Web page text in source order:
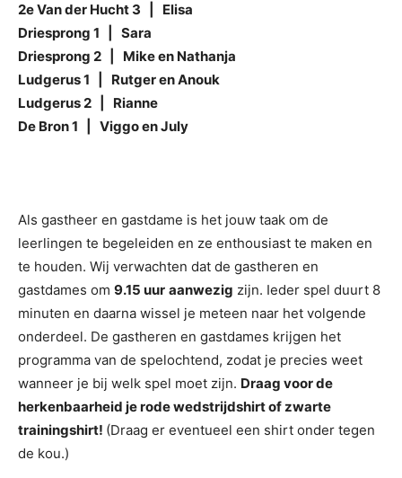
2e Van der Hucht 3 | Elisa
Driesprong 1 | Sara
Driesprong 2 | Mike en Nathanja
Ludgerus 1 | Rutger en Anouk
Ludgerus 2 | Rianne
De Bron 1 | Viggo en July
Als gastheer en gastdame is het jouw taak om de
leerlingen te begeleiden en ze enthousiast te maken en
te houden. Wij verwachten dat de gastheren en
gastdames om 9.15 uur aanwezig zijn. Ieder spel duurt 8
minuten en daarna wissel je meteen naar het volgende
onderdeel. De gastheren en gastdames krijgen het
programma van de spelochtend, zodat je precies weet
wanneer je bij welk spel moet zijn. Draag voor de
herkenbaarheid je rode wedstrijdshirt of zwarte
trainingshirt! (Draag er eventueel een shirt onder tegen
de kou.)